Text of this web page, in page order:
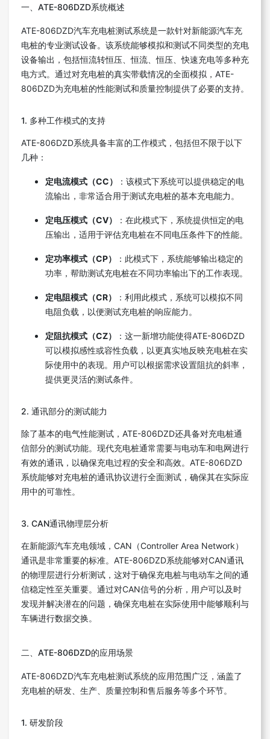
一、ATE-806DZD系统概述
ATE-806DZD汽车充电桩测试系统是一款针对新能源汽车充
电桩的专业测试设备。该系统能够模拟和测试不同类型的充电
设备输出，包括恒流转恒压、恒流、恒压、快速充电等多种充
电方式。通过对充电桩的真实带载情况的全面模拟，ATE-
806DZD为充电桩的性能测试和质量控制提供了必要的支持。
1. 多种工作模式的支持
ATE-806DZD系统具备丰富的工作模式，包括但不限于以下
几种：
定电流模式（CC）
：该模式下系统可以提供稳定的电
流输出，非常适合用于测试充电桩的基本充电能力。
定电压模式（CV）
：在此模式下，系统提供恒定的电
压输出，适用于评估充电桩在不同电压条件下的性能。
定功率模式（CP）
：此模式下，系统能够输出稳定的
功率，帮助测试充电桩在不同功率输出下的工作表现。
定电阻模式（CR）
：利用此模式，系统可以模拟不同
电阻负载，以便测试充电桩的响应能力。
定阻抗模式（CZ）
：这一新增功能使得ATE-806DZD
可以模拟感性或容性负载，以更真实地反映充电桩在实
际使用中的表现。用户可以根据需求设置阻抗的斜率，
提供更灵活的测试条件。
2. 通讯部分的测试能力
除了基本的电气性能测试，ATE-806DZD还具备对充电桩通
信部分的测试功能。现代充电桩通常需要与电动车和电网进行
有效的通讯，以确保充电过程的安全和高效。ATE-806DZD
系统能够对充电桩的通讯协议进行全面测试，确保其在实际应
用中的可靠性。
3. CAN通讯物理层分析
在新能源汽车充电领域，CAN（Controller Area Network）
通讯是非常重要的标准。ATE-806DZD系统能够对CAN通讯
的物理层进行分析测试，这对于确保充电桩与电动车之间的通
信稳定性至关重要。通过对CAN信号的分析，用户可以及时
发现并解决潜在的问题，确保充电桩在实际使用中能够顺利与
车辆进行数据交换。
二、ATE-806DZD的应用场景
ATE-806DZD汽车充电桩测试系统的应用范围广泛，涵盖了
充电桩的研发、生产、质量控制和售后服务等多个环节。
1. 研发阶段